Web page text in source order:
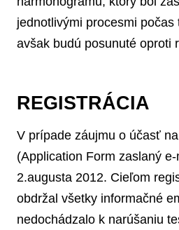
jednotlivými procesmi
avšak budú posunuté oproti
REGISTRÁCIA
V prípade záujmu o účasť
(Application Form zaslaný
2.augusta 2012. Cieľom
obdržal všetky informačné
nedochádzalo k narúšaniu